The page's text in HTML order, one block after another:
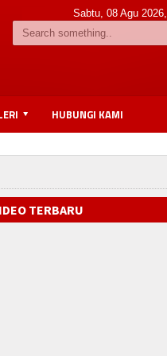
Sabtu, 08 Agu 2026,
HUBUNGI KAMI
TERBARU